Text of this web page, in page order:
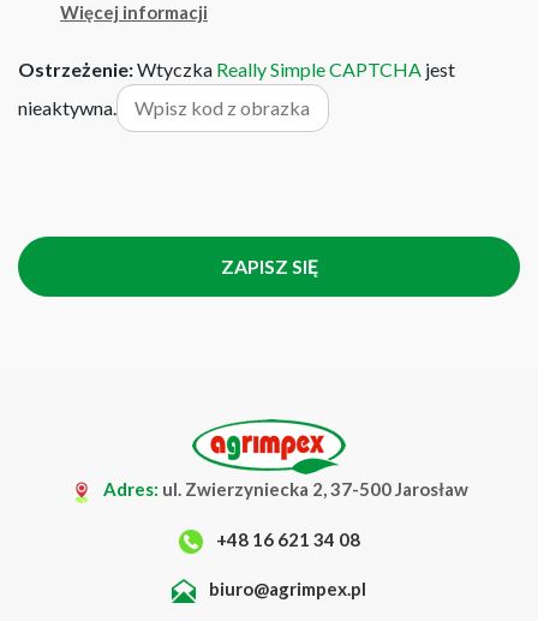
Więcej informacji
Ostrzeżenie:Wtyczka Really Simple CAPTCHA jest
nieaktywna.
Adres: ul. Zwierzyniecka 2, 37-500 Jarosław
+48 16 621 34 08
biuro@agrimpex.pl